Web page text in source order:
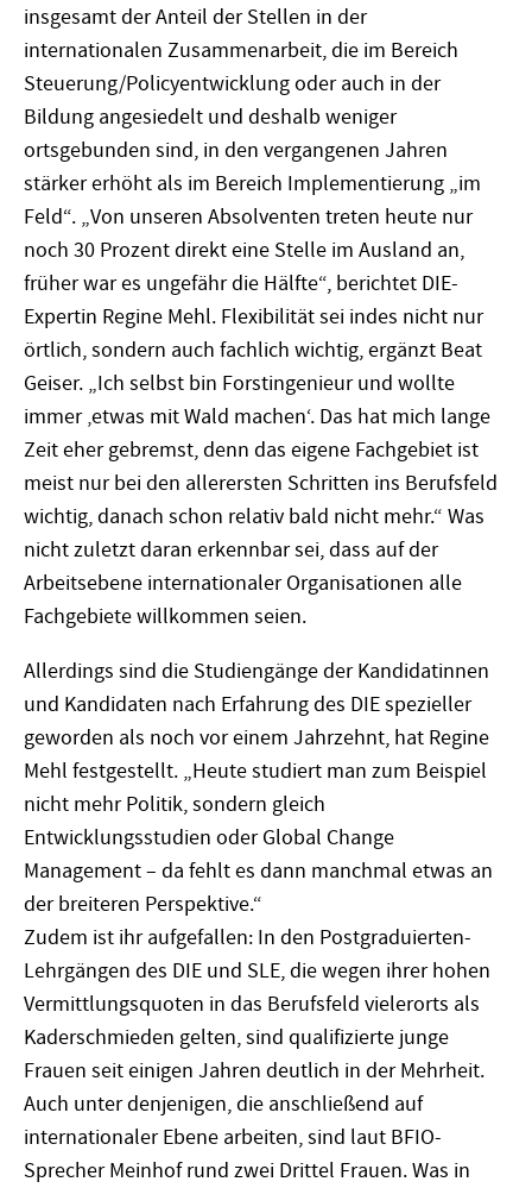
insgesamt der Anteil der Stellen in der
internationalen Zusammenarbeit, die im Bereich
Steuerung/Policyentwicklung oder auch in der
Bildung angesiedelt und deshalb weniger
ortsgebunden sind, in den vergangenen Jahren
stärker erhöht als im Bereich Implementierung „im
Feld“. „Von unseren Absolventen treten heute nur
noch 30 Prozent direkt eine Stelle im Ausland an,
früher war es ungefähr die Hälfte“, berichtet DIE-
Expertin Regine Mehl. Flexibilität sei indes nicht nur
örtlich, sondern auch fachlich wichtig, ergänzt Beat
Geiser. „Ich selbst bin Forstingenieur und wollte
immer ‚etwas mit Wald machen‘. Das hat mich lange
Zeit eher gebremst, denn das eigene Fachgebiet ist
meist nur bei den allerersten Schritten ins Berufsfeld
wichtig, danach schon relativ bald nicht mehr.“ Was
nicht zuletzt daran erkennbar sei, dass auf der
Arbeitsebene internationaler Organisationen alle
Fachgebiete willkommen seien.
Allerdings sind die Studiengänge der Kandidatinnen
und Kandidaten nach Erfahrung des DIE spezieller
geworden als noch vor einem Jahrzehnt, hat Regine
Mehl festgestellt. „Heute studiert man zum Beispiel
nicht mehr Politik, sondern gleich
Entwicklungsstudien oder Global Change
Management – da fehlt es dann manchmal etwas an
der breiteren Perspektive.“
Zudem ist ihr aufgefallen: In den Postgraduierten-
Lehrgängen des DIE und SLE, die wegen ihrer hohen
Vermittlungsquoten in das Berufsfeld vielerorts als
Kaderschmieden gelten, sind qualifizierte junge
Frauen seit einigen Jahren deutlich in der Mehrheit.
Auch unter denjenigen, die anschließend auf
internationaler Ebene arbeiten, sind laut BFIO-
Sprecher Meinhof rund zwei Drittel Frauen. Was in